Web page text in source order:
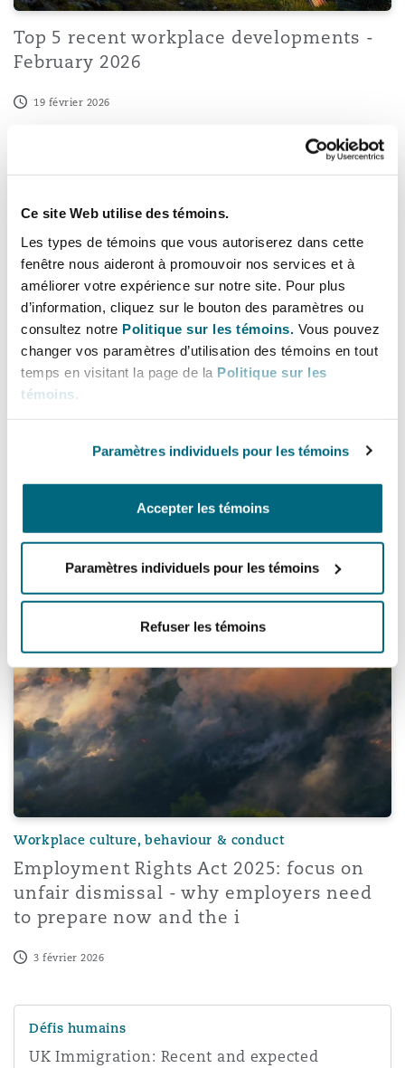
Ce site Web utilise des témoins.
Les types de témoins que vous autoriserez dans cette
fenêtre nous aideront à promouvoir nos services et à
améliorer votre expérience sur notre site. Pour plus
d’information, cliquez sur le bouton des paramètres ou
consultez notre Politique sur les témoins. Vous pouvez
changer vos paramètres d’utilisation des témoins en tout
temps en visitant la page de la Politique sur les
témoins
Paramètres individuels pour les témoins
Accepter les témoins
Paramètres individuels pour les témoins
Refuser les témoins
Top 5 recent workplace developments -
February 2026
19 février 2026
Recent Tribunal decisions on single sex spaces
Recent Tribunal decisions on single sex
Employment Rights Act 2025: focus on unfair
Workplace culture, behaviour & conduct
Employment Rights Act 2025: focus on
unfair dismissal - why employers need
to prepare now and the i
3 février 2026
Défis humains
UK Immigration: Recent and expected